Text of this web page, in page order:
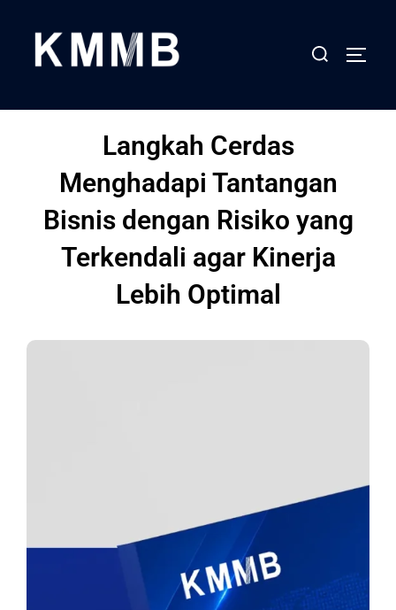
Langkah Cerdas
Menghadapi Tantangan
Bisnis dengan Risiko yang
Terkendali agar Kinerja
Lebih Optimal